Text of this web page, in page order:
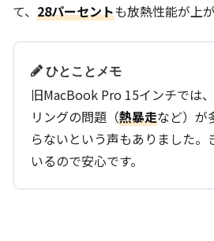
て、 28パーセントも放熱性能が上
ひとことメモ
旧MacBook Pro 15インチでは
リングの問題（熱暴走など）が
らないという声もありました。
いるので安心です。